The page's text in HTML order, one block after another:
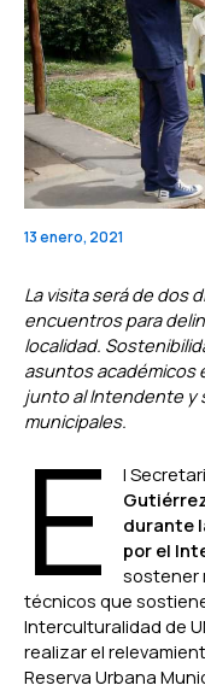
13 enero, 2021
La visita será de dos
encuentros para
localidad.
asuntos académicos
junto al Intendente y
municipales.
E l
durante
por el
sostener
técnicos que
Interculturalidad de
realizar el
Reserva Urbana